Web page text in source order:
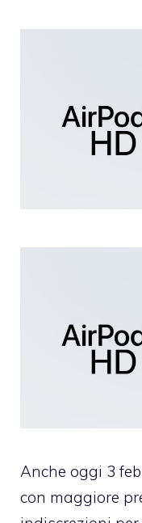
Anche oggi 3
con maggiore